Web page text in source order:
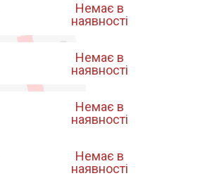
Немає в
наявності
Немає в
наявності
Немає в
наявності
Немає в
наявності